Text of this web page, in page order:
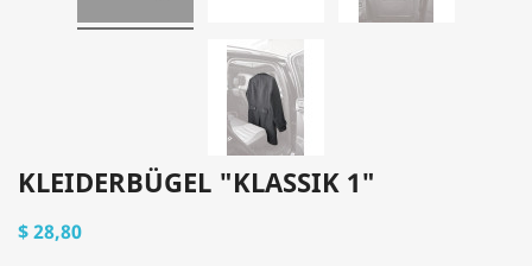
KLEIDERBÜGEL "KLASSIK 1"
$ 28,80